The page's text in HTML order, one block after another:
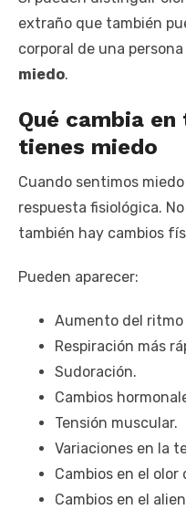
extraño que también
corporal de una
miedo.
Qué cambia
tienes miedo
Cuando sentimos
respuesta fisiológica.
también hay cambios
Pueden aparecer:
Aumento del ritmo
Respiración más
Sudoración.
Cambios
Tensión muscular.
Variaciones en la
Cambios en el olor
Cambios en el